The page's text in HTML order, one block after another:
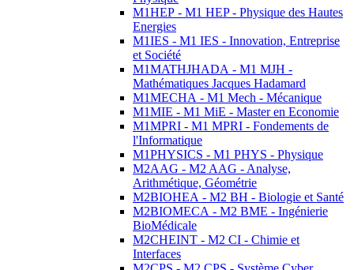
M1HEP - M1 HEP - Physique des Hautes
Energies
M1IES - M1 IES - Innovation, Entreprise
et Société
M1MATHJHADA - M1 MJH -
Mathématiques Jacques Hadamard
M1MECHA - M1 Mech - Mécanique
M1MIE - M1 MiE - Master en Economie
M1MPRI - M1 MPRI - Fondements de
l'Informatique
M1PHYSICS - M1 PHYS - Physique
M2AAG - M2 AAG - Analyse,
Arithmétique, Géométrie
M2BIOHEA - M2 BH - Biologie et Santé
M2BIOMECA - M2 BME - Ingénierie
BioMédicale
M2CHEINT - M2 CI - Chimie et
Interfaces